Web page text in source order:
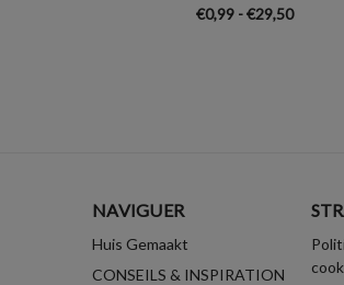
€0,99 - €29,50
NAVIGUER
Huis Gemaakt
CONSEILS & INSPIRATION